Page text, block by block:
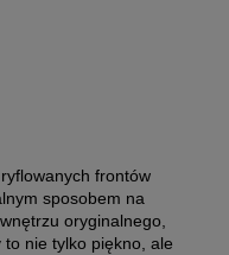
frontów
sposobem na
oryginalnego,
nie tylko piękno, ale